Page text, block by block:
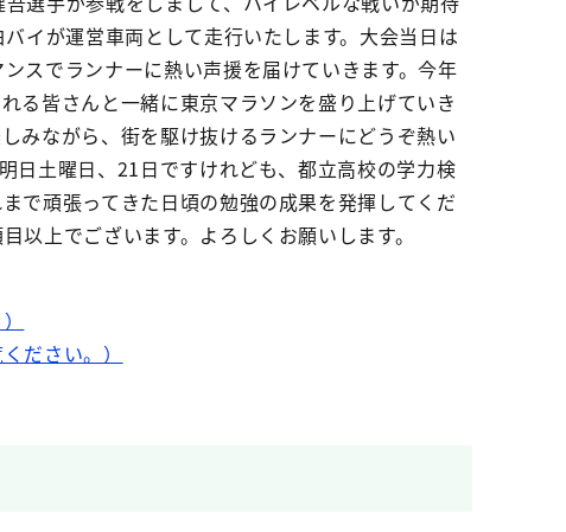
イが運営車両として走行いたします。大会当日は
スでランナーに熱い声援を届けていきます。今年
る皆さんと一緒に東京マラソンを盛り上げていき
みながら、街を駆け抜けるランナーにどうぞ熱い
日土曜日、21日ですけれども、都立高校の学力検
で頑張ってきた日頃の勉強の成果を発揮してくだ
以上でございます。よろしくお願いします。
ださい。）